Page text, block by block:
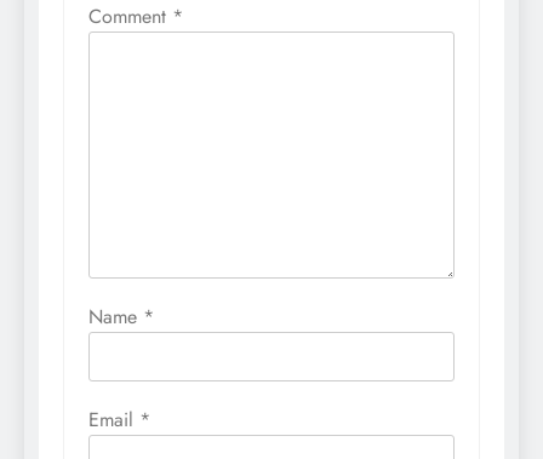
Comment *
Name *
Email *